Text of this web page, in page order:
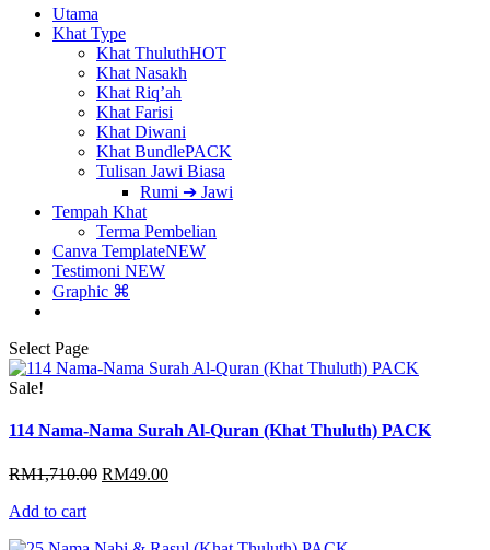
Utama
Khat Type
Khat ThuluthHOT
Khat Nasakh
Khat Riq’ah
Khat Farisi
Khat Diwani
Khat BundlePACK
Tulisan Jawi Biasa
Rumi ➔ Jawi
Tempah Khat
Terma Pembelian
Canva TemplateNEW
Testimoni NEW
Graphic ⌘
Select Page
Sale!
114 Nama-Nama Surah Al-Quran (Khat Thuluth) PACK
RM1,710.00 Original
RM49.00Current
Add to cart